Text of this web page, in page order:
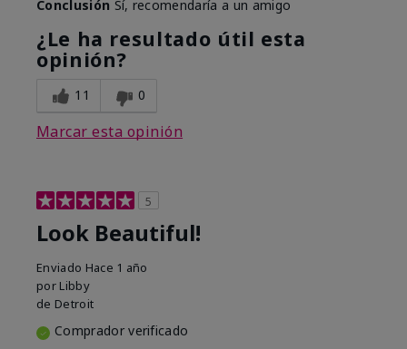
Conclusión Sí, recomendaría a un amigo
¿Le ha resultado útil esta
opinión?
11 0
Marcar esta opinión
5
Look Beautiful!
Enviado Hace 1 año
por Libby
de Detroit
Comprador verificado